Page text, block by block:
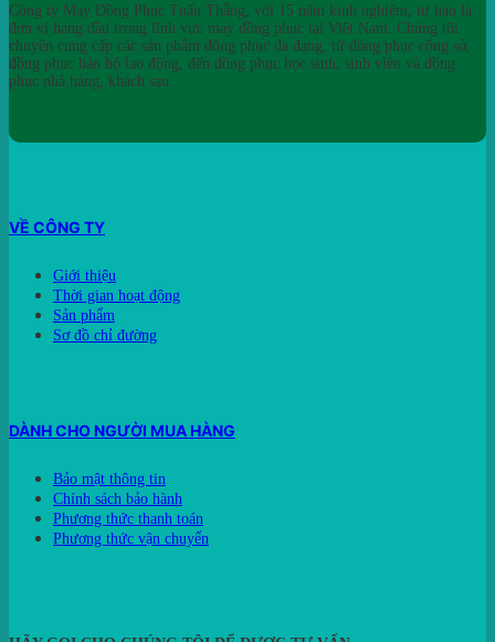
Công ty May Đồng Phục Tuấn Thắng, với 15 năm kinh nghiệm, tự hào là
đơn vị hàng đầu trong lĩnh vực may đồng phục tại Việt Nam. Chúng tôi
chuyên cung cấp các sản phẩm đồng phục đa dạng, từ đồng phục công sở,
đồng phục bảo hộ lao động, đến đồng phục học sinh, sinh viên và đồng
phục nhà hàng, khách sạn.
VỀ CÔNG TY
Giới thiệu
Thời gian hoạt động
Sản phẩm
Sơ đồ chỉ đường
DÀNH CHO NGƯỜI MUA HÀNG
Bảo mật thông tin
Chính sách bảo hành
Phương thức thanh toán
Phương thức vận chuyển